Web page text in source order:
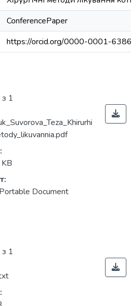
ConferencePaper
https://orcid.org/0000-0001-
1
Document
1